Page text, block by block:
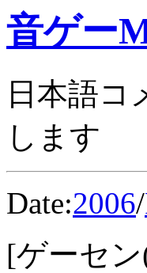
音ゲー
日本語コ
します
Date:2006/
[ゲーセン